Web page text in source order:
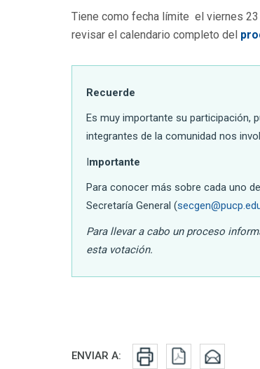
Tiene como fecha límite el viernes 23
revisar el calendario completo del
Recuerde
Es muy importante su participación,
integrantes de la comunidad nos
Importante
Para conocer más sobre cada uno
Secretaría General (
Para llevar a cabo un proceso
esta votación.
Redes sociales
ENVIAR A: